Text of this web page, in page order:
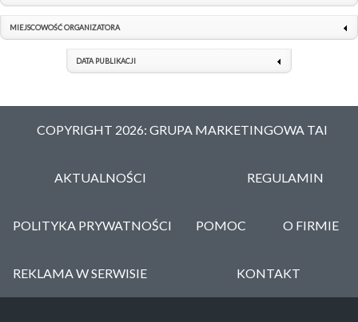
MIEJSCOWOŚĆ ORGANIZATORA
DATA PUBLIKACJI
COPYRIGHT 2026: GRUPA MARKETINGOWA TAI
AKTUALNOŚCI REGULAMIN
POLITYKA PRYWATNOŚCI POMOC O FIRMIE
REKLAMA W SERWISIE KONTAKT